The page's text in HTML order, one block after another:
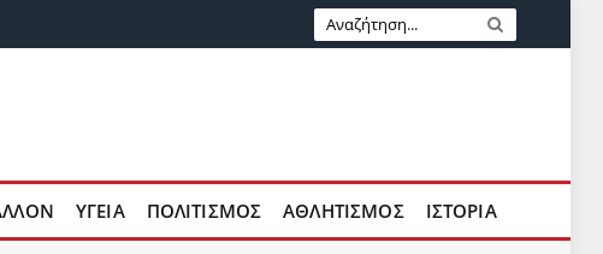
ΥΓΕΙΑ ΠΟΛΙΤΙΣΜΟΣ ΑΘΛΗΤΙΣΜΟΣ ΙΣΤΟΡΙΑ